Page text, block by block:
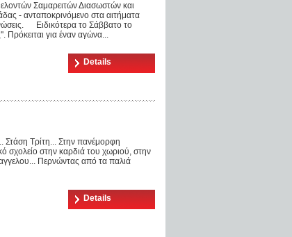
Σαμαρειτών Διασωστών και
- ανταποκρινόμενο στα αιτήματα
Ειδικότερα το Σάββατο το
για έναν αγώνα...
Details
Στάση Τρίτη... Στην πανέμορφη
σχολείο στην καρδιά του χωριού, στην
Περνώντας από τα παλιά
Details